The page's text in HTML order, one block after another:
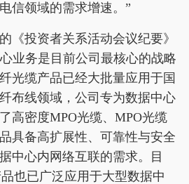
信领域的需求增速。”
《投资者关系活动会议纪要》
业务是目前公司最核心的战略
光缆产品已经大批量应用于国
布线领域，公司专为数据中心
高密度MPO光缆、MPO光缆
具备高扩展性、可靠性与安全
中心内网络互联的需求。目
也已广泛应用于大型数据中